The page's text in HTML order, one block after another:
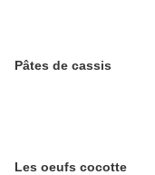
Pâtes de cassis
Les oeufs cocotte